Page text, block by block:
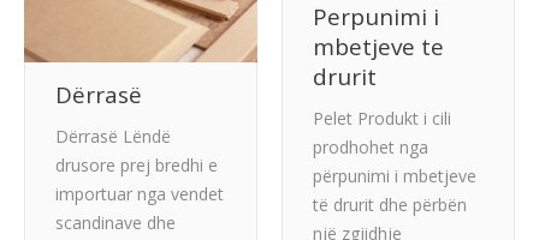
Dërrasë
Dërrasë Lëndë
drusore prej bredhi e
importuar nga vendet
scandinave dhe
Perpunimi i
mbetjeve te
drurit
Pelet Produkt i cili
prodhohet nga
përpunimi i mbetjeve
të drurit dhe përbën
një zgjidhje